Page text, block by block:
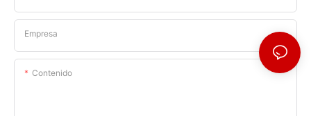
Empresa
Contenido